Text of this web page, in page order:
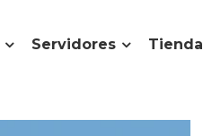
Servidores Tienda